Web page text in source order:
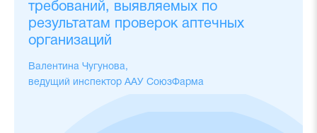
требований, выявляемых по
результатам проверок аптечных
организаций
Валентина Чугунова,
ведущий инспектор ААУ СоюзФарма